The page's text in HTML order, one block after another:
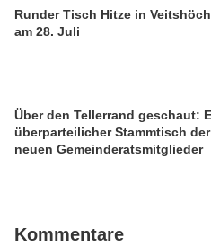
Runder Tisch Hitze in
am 28. Juli
Über den Tellerrand geschaut:
überparteilicher Stammtisch der
neuen Gemeinderatsmitglieder
Kommentare